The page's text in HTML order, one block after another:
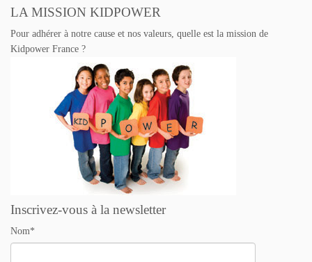
LA MISSION KIDPOWER
Pour adhérer à notre cause et nos valeurs, quelle est la mission de
Kidpower France ?
Inscrivez-vous à la newsletter
Nom*